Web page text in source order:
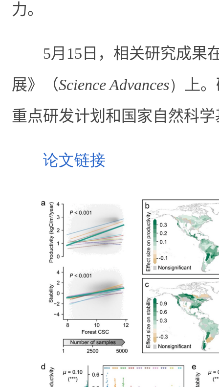
力。
5月 15 日，相关研究成果
展》（Science Advances）上。
重点研发计划和国家自然科
论文链接